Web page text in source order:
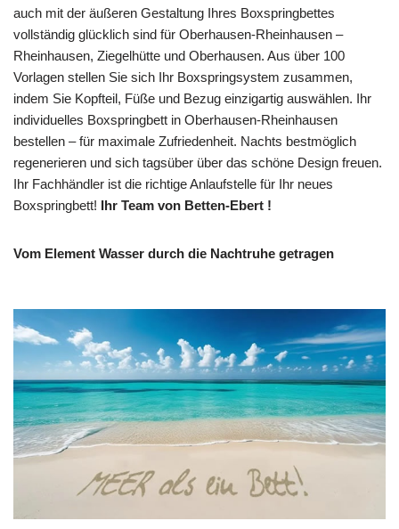
auch mit der äußeren Gestaltung Ihres Boxspringbettes
vollständig glücklich sind für Oberhausen-Rheinhausen –
Rheinhausen, Ziegelhütte und Oberhausen. Aus über 100
Vorlagen stellen Sie sich Ihr Boxspringsystem zusammen,
indem Sie Kopfteil, Füße und Bezug einzigartig auswählen. Ihr
individuelles Boxspringbett in Oberhausen-Rheinhausen
bestellen – für maximale Zufriedenheit. Nachts bestmöglich
regenerieren und sich tagsüber über das schöne Design freuen.
Ihr Fachhändler ist die richtige Anlaufstelle für Ihr neues
Boxspringbett! Ihr Team von Betten-Ebert !
Vom Element Wasser durch die Nachtruhe getragen